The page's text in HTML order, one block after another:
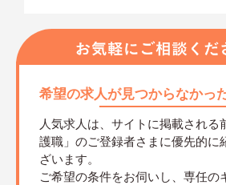
希望の求人が見つからなかっ
人気求人は、サイトに掲載される
護職」のご登録者さまに優先的に
ざいます。
ご希望の条件をお伺いし、専任の